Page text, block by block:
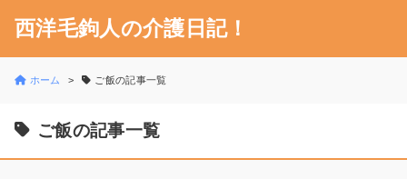
西洋毛鉤人の介護日記！
ホーム ご飯の記事一覧
ご飯の記事一覧